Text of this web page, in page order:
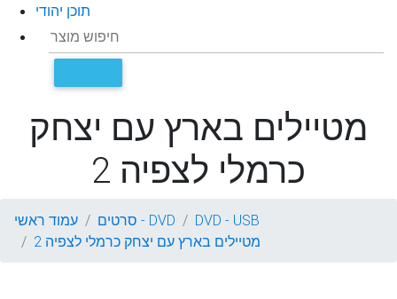
תוכן יהודי
מטיילים בארץ עם יצחק
כרמלי לצפיה 2
עמוד ראשי סרטים - DVD
DVD - USB
מטיילים בארץ עם יצחק כרמלי לצפיה 2